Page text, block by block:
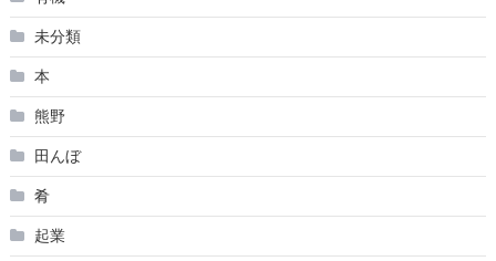
未分類
本
熊野
田んぼ
肴
起業